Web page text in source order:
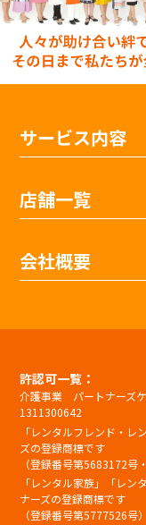
サービス内容
店舗一覧
会社概要
許認可一覧：
介護事業 パートナーズ
1311300642
「レンタルフレンド・
ズの登録商標です
（登録番号第5683172号
「レンタル家族」「レ
ナーズの登録商標です
（登録番号第5777526号